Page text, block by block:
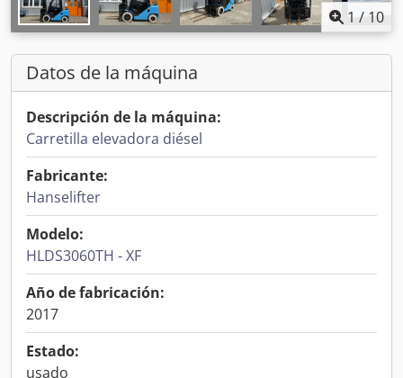
1 / 10
Datos de la máquina
Descripción de la máquina:
Carretilla elevadora diésel
Fabricante:
Hanselifter
Modelo:
HLDS3060TH - XF
Año de fabricación:
2017
Estado:
usado